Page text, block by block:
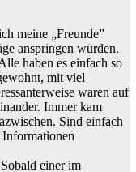
meine „Freunde”
anspringen würden.
haben es einfach so
mit viel
waren auf
Immer kam
Sind einfach
Informationen
einer im